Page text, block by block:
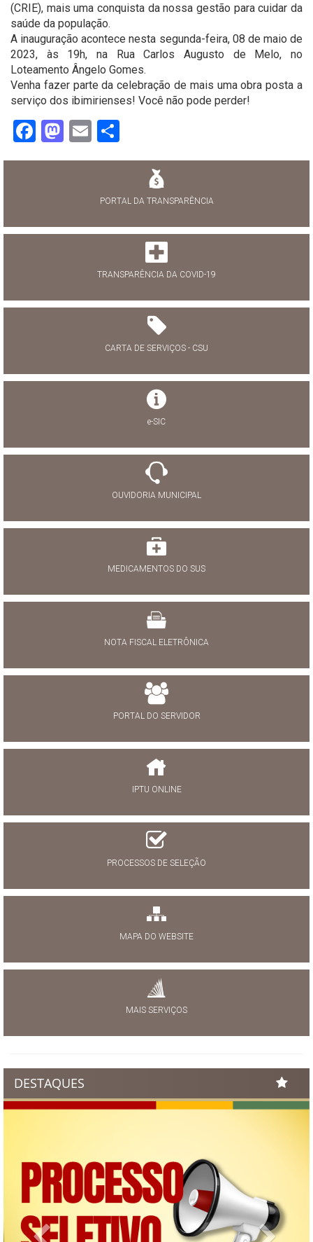
(CRIE), mais uma conquista da nossa gestão para cuidar da
saúde da população.
A inauguração acontece nesta segunda-feira, 08 de maio de
2023, às 19h, na Rua Carlos Augusto de Melo, no
Loteamento Ângelo Gomes.
Venha fazer parte da celebração de mais uma obra posta a
serviço dos ibimirienses! Você não pode perder!
Facebook
Mastodon
Email
PORTAL DA TRANSPARÊNCIA
TRANSPARÊNCIA DA COVID-19
CARTA DE SERVIÇOS - CSU
e-SIC
OUVIDORIA MUNICIPAL
MEDICAMENTOS DO SUS
NOTA FISCAL ELETRÔNICA
PORTAL DO SERVIDOR
IPTU ONLINE
PROCESSOS DE SELEÇÃO
MAPA DO WEBSITE
MAIS SERVIÇOS
DESTAQUES
Previous Next